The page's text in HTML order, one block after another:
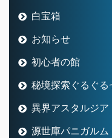
白宝箱
お知らせ
初心者の館
秘境探索ぐるぐる
異界アスタルジア
源世庫パニガルム